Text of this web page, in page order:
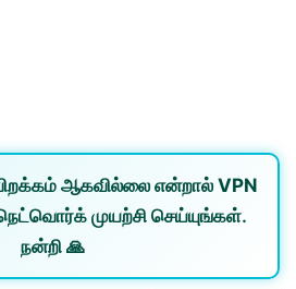
ஆகவில்லை என்றால் VPN
முயற்சி செய்யுங்கள்.
நன்றி 🙏